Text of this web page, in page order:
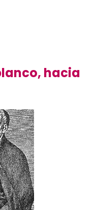
hacia